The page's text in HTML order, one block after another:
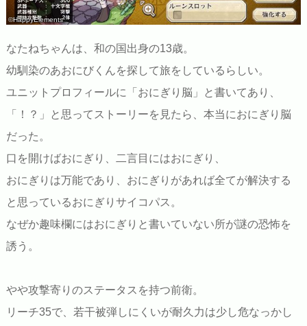
©HappyElements
なたねちゃんは、和の国出身の13歳。
幼馴染のあおにびくんを探して旅をしているらしい。
ユニットプロフィールに「おにぎり脳」と書いてあり、
「！？」と思ってストーリーを見たら、本当におにぎり脳
だった。
口を開けばおにぎり、二言目にはおにぎり、
おにぎりは万能であり、おにぎりがあれば全てが解決する
と思っているおにぎりサイコパス。
なぜか趣味欄にはおにぎりと書いていない所が謎の恐怖を
誘う。
やや攻撃寄りのステータスを持つ前衛。
リーチ35で、若干被弾しにくいが耐久力は少し危なっかし